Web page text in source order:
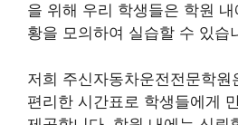
을 위해 우리 학생들은 학원
황을 모의하여 실습할 수 있습
저희 주신자동차운전전문학
편리한 시간표로 학생들에게